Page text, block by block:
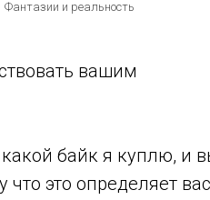
Фантазии и реальность
вашим
байк я куплю, и
что это определяет